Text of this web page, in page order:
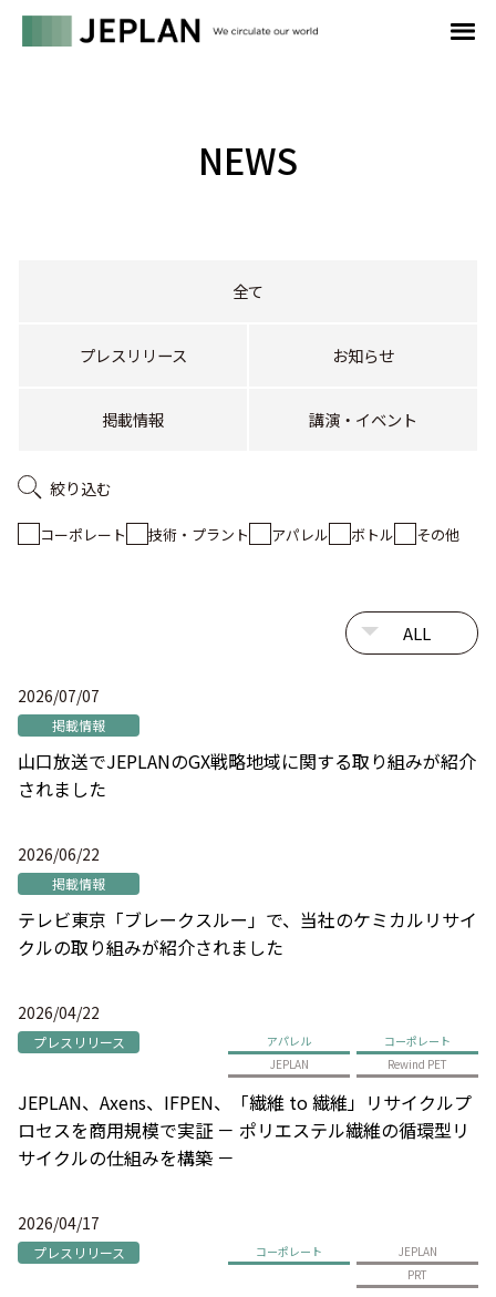
NEWS
全て
プレスリリース お知らせ
掲載情報 講演・イベント
絞り込む
コーポレート 技術・プラント アパレル ボトル その他
2026/07/07
掲載情報
山口放送でJEPLANのGX戦略地域に関する取り組みが紹介
されました
2026/06/22
掲載情報
テレビ東京「ブレークスルー」で、当社のケミカルリサイ
クルの取り組みが紹介されました
2026/04/22
プレスリリース アパレル
コーポレート
JEPLAN
Rewind PET
JEPLAN、Axens、IFPEN、「繊維 to 繊維」リサイクルプ
ロセスを商用規模で実証 － ポリエステル繊維の循環型リ
サイクルの仕組みを構築 －
2026/04/17
プレスリリース コーポレート
JEPLAN
PRT